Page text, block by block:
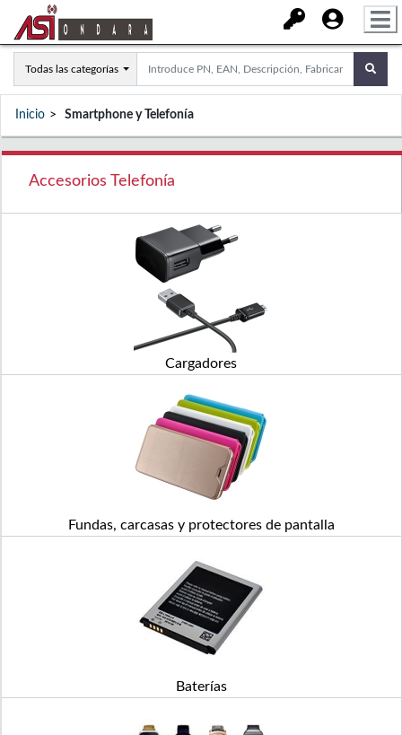
Todas las categorías
Inicio Smartphone y Telefonía
Accesorios Telefonía
Cargadores
Fundas, carcasas y protectores de pantalla
Baterías